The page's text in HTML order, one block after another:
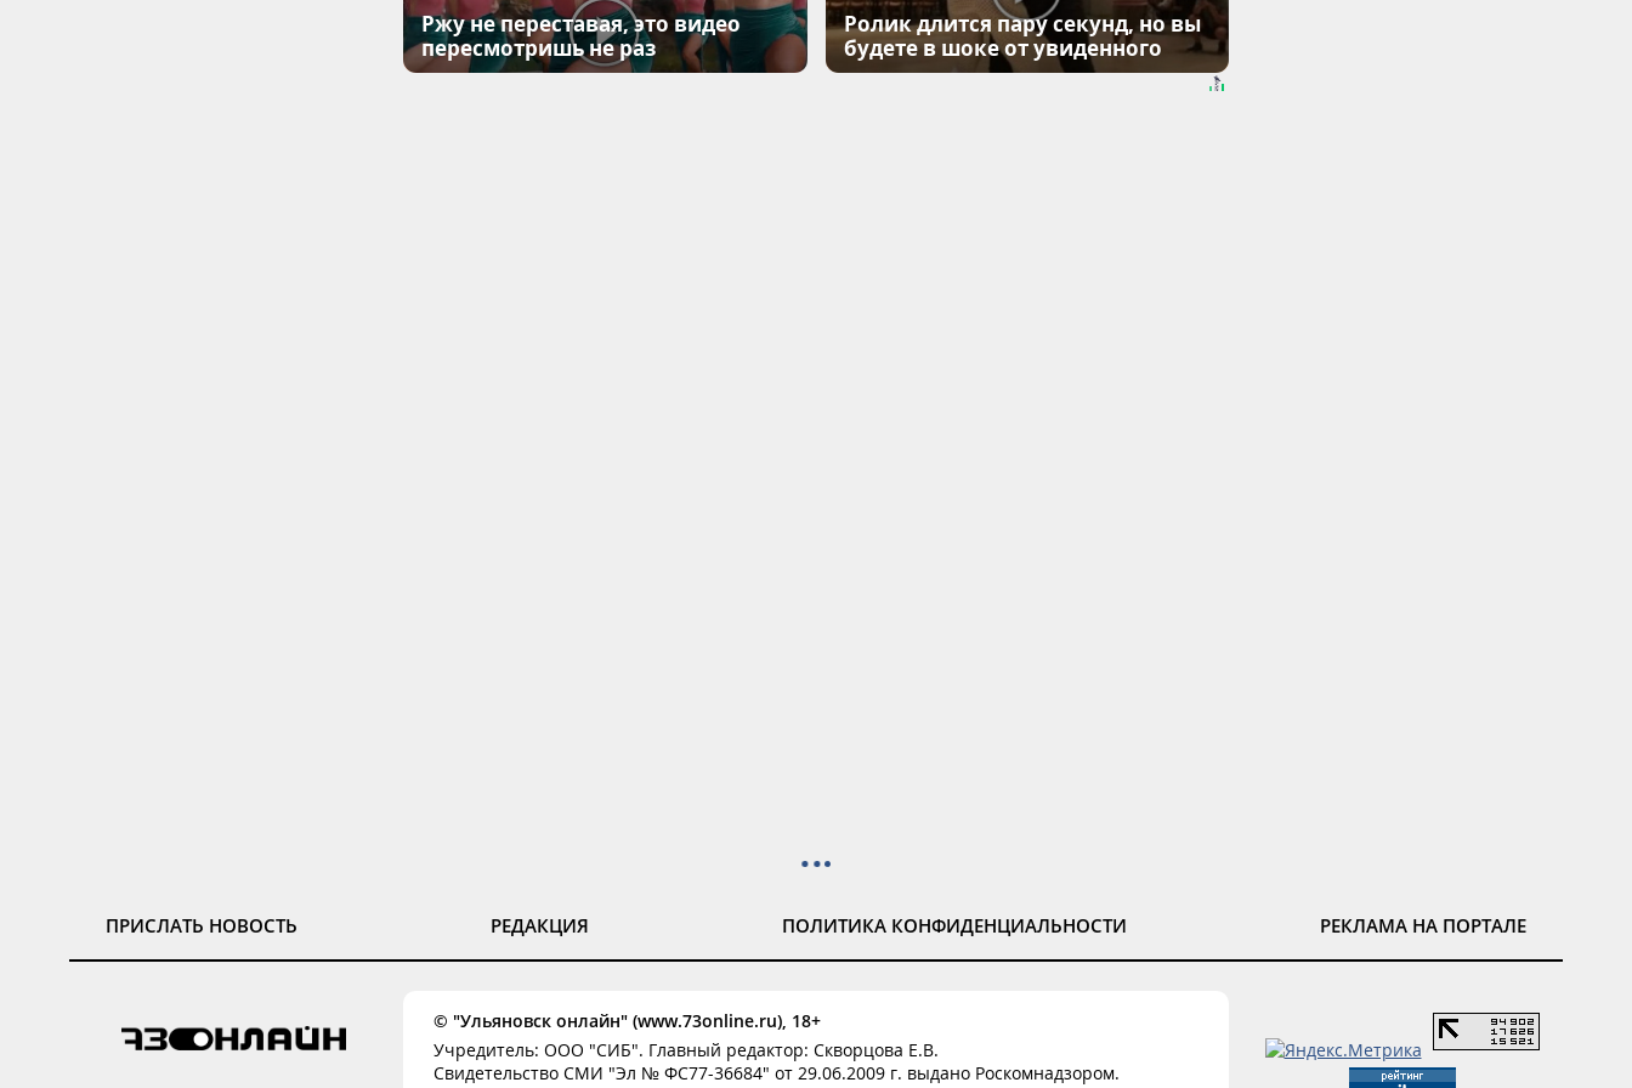
Ржу не переставая, это видео
пересмотришь не раз
Ролик длится пару секунд, но вы
будете в шоке от увиденного
ПРИСЛАТЬ НОВОСТЬ РЕДАКЦИЯ ПОЛИТИКА КОНФИДЕНЦИАЛЬНОСТИ РЕКЛАМА НА ПОРТАЛЕ
© "Ульяновск онлайн" (www.73online.ru), 18+
Учредитель: ООО "СИБ". Главный редактор: Скворцова Е.В.
Свидетельство СМИ "Эл № ФС77-36684" от 29.06.2009 г. выдано Роскомнадзором.